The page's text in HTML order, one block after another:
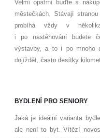
Velmi opatrní buďte s
městečkách. Stávají
probíhá vždy v
i po nastěhování budete
výstavby, a to i po mnoho
dojíždět, často desítky
BYDLENÍ PRO SENIORY
Jaká je ideální varianta
ale není to byt. Vítězí